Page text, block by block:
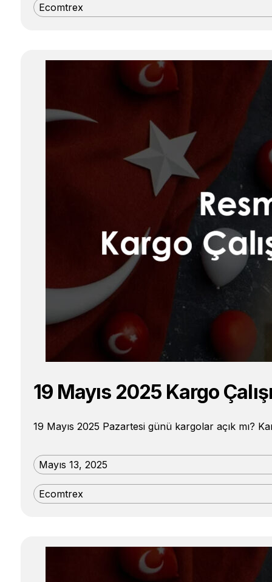
Ecomtrex
19 Mayıs 2025 Kargo
19 Mayıs 2025 Pazartesi günü kargolar açık mı?
Mayıs 13, 2025
Ecomtrex